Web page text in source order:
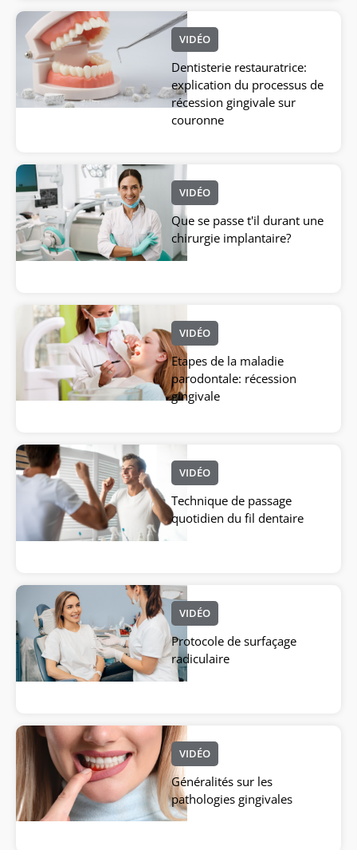
VIDÉO
Dentisterie restauratrice:
explication du processus de
récession gingivale sur
couronne
VIDÉO
Que se passe t'il durant une
chirurgie implantaire?
VIDÉO
Etapes de la maladie
parodontale: récession
gingivale
VIDÉO
Technique de passage
quotidien du fil dentaire
VIDÉO
Protocole de surfaçage
radiculaire
VIDÉO
Généralités sur les
pathologies gingivales